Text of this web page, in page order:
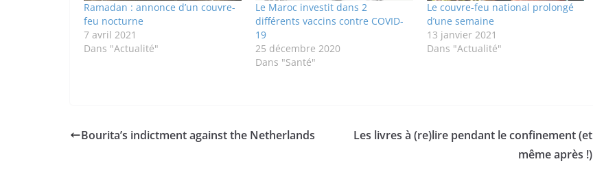
Ramadan : annonce d’un couvre-
feu nocturne
7 avril 2021
Dans "Actualité"
Le Maroc investit dans 2
différents vaccins contre COVID-
19
25 décembre 2020
Dans "Santé"
Le couvre-feu national prolongé
d’une semaine
13 janvier 2021
Dans "Actualité"
Bourita’s indictment against the Netherlands
Les livres à (re)lire pendant le confinement (et
même après !)